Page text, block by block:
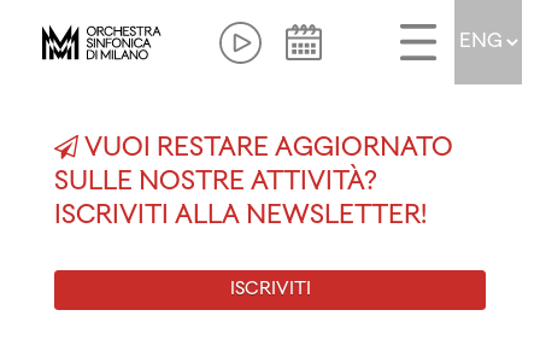
VUOI RESTARE AGGIORNATO
SULLE NOSTRE ATTIVITÀ?
ISCRIVITI ALLA NEWSLETTER!
ISCRIVITI